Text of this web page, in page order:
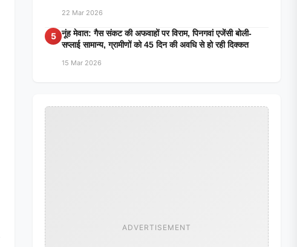
22 Mar 2026
5 नूंह मेवात: गैस संकट की अफवाहों पर विराम, पिनगवां एजेंसी बोली-
सप्लाई सामान्य, ग्रामीणों को 45 दिन की अवधि से हो रही दिक्कत
15 Mar 2026
ADVERTISEMENT